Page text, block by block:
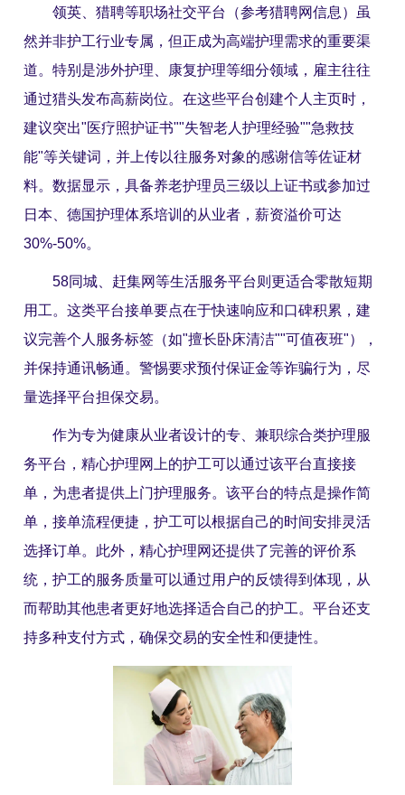
领英、猎聘等职场社交平台（参考猎聘网信息）虽
然并非护工行业专属，但正成为高端护理需求的重要渠
道。特别是涉外护理、康复护理等细分领域，雇主往往
通过猎头发布高薪岗位。在这些平台创建个人主页时，
建议突出"医疗照护证书""失智老人护理经验""急救技
能"等关键词，并上传以往服务对象的感谢信等佐证材
料。数据显示，具备养老护理员三级以上证书或参加过
日本、德国护理体系培训的从业者，薪资溢价可达
30%-50%。
58同城、赶集网等生活服务平台则更适合零散短期
用工。这类平台接单要点在于快速响应和口碑积累，建
议完善个人服务标签（如"擅长卧床清洁""可值夜班"），
并保持通讯畅通。警惕要求预付保证金等诈骗行为，尽
量选择平台担保交易。
作为专为健康从业者设计的专、兼职综合类护理服
务平台，精心护理网上的护工可以通过该平台直接接
单，为患者提供上门护理服务。该平台的特点是操作简
单，接单流程便捷，护工可以根据自己的时间安排灵活
选择订单。此外，精心护理网还提供了完善的评价系
统，护工的服务质量可以通过用户的反馈得到体现，从
而帮助其他患者更好地选择适合自己的护工。平台还支
持多种支付方式，确保交易的安全性和便捷性。